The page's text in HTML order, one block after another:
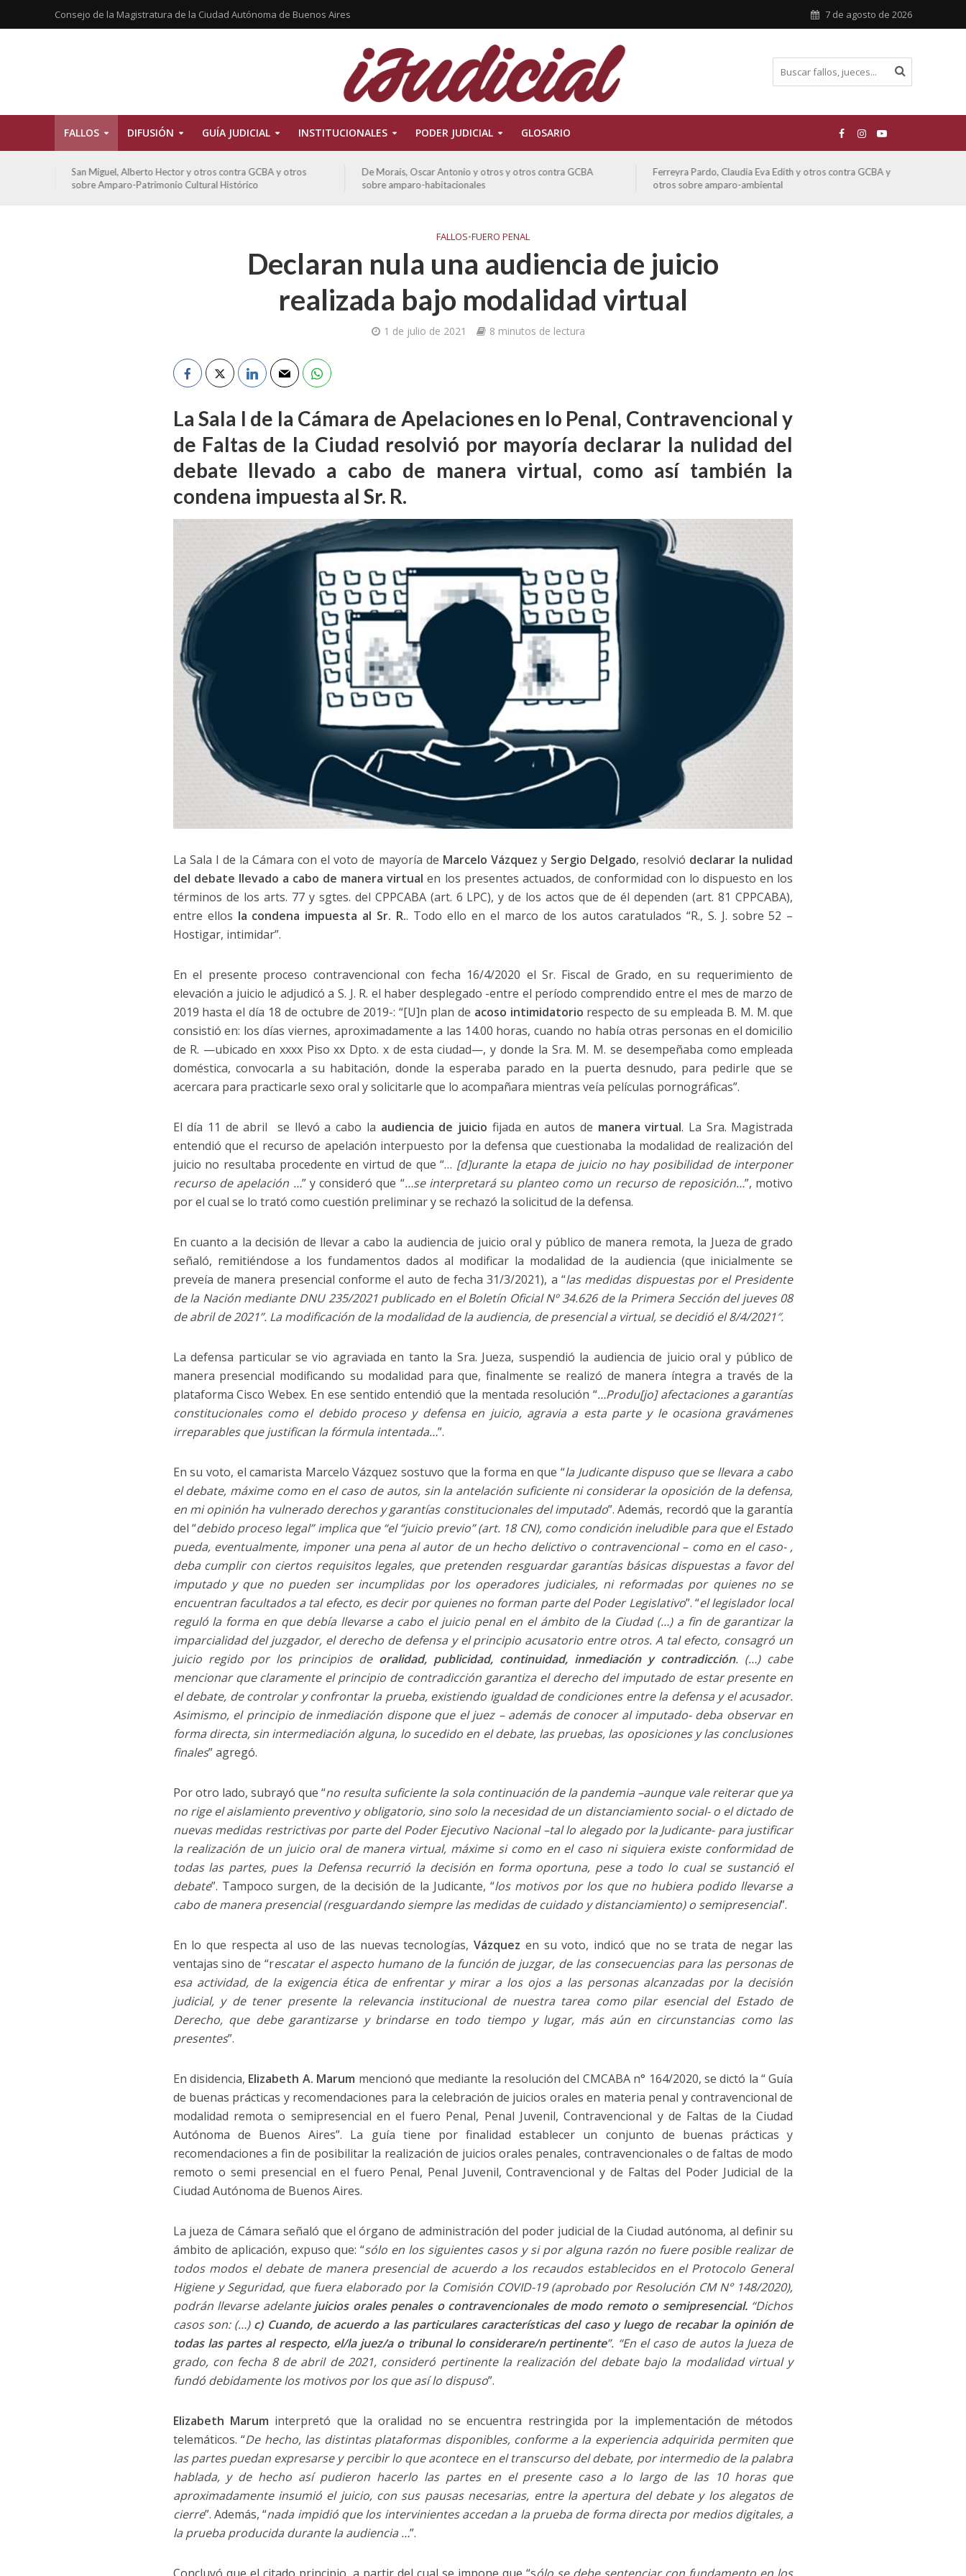
Consejo de la Magistratura de la Ciudad Autónoma de Buenos Aires 7 de agosto de 2026
FALLOS DIFUSIÓN GUÍA JUDICIAL INSTITUCIONALES PODER JUDICIAL GLOSARIO
De Morais, Oscar Antonio y otros y otros contra GCBA
sobre amparo-habitacionales
Ferreyra Pardo, Claudia Eva Edith y otros contra GCBA y
otros sobre amparo-ambiental
ATE contra GCBA sobre amparo – empleo publico otros
FALLOS•FUERO PENAL
Declaran nula una audiencia de juicio
realizada bajo modalidad virtual
1 de julio de 2021 8 minutos de lectura
La Sala I de la Cámara de Apelaciones en lo Penal, Contravencional y
de Faltas de la Ciudad resolvió por mayoría declarar la nulidad del
debate llevado a cabo de manera virtual, como así también la
condena impuesta al Sr. R.
La Sala I de la Cámara con el voto de mayoría de Marcelo Vázquez y Sergio Delgado, resolvió declarar la nulidad
del debate llevado a cabo de manera virtualen los presentes actuados, de conformidad con lo dispuesto en los
términos de los arts. 77 y sgtes. del CPPCABA (art. 6 LPC), y de los actos que de él dependen (art. 81 CPPCABA),
entre ellos la condena impuesta al Sr. R.. Todo ello en el marco de los autos caratulados “R., S. J. sobre 52 –
Hostigar, intimidar”.
En el presente proceso contravencional con fecha 16/4/2020 el Sr. Fiscal de Grado, en su requerimiento de
elevación a juicio le adjudicó a S. J. R. el haber desplegado -entre el período comprendido entre el mes de marzo de
2019 hasta el día 18 de octubre de 2019-: “[U]n plan de acoso intimidatorio respecto de su empleada B. M. M. que
consistió en: los días viernes, aproximadamente a las 14.00 horas, cuando no había otras personas en el domicilio
de R. —ubicado en xxxx Piso xx Dpto. x de esta ciudad—, y donde la Sra. M. M. se desempeñaba como empleada
doméstica, convocarla a su habitación, donde la esperaba parado en la puerta desnudo, para pedirle que se
acercara para practicarle sexo oral y solicitarle que lo acompañara mientras veía películas pornográficas”.
El día 11 de abril se llevó a cabo la audiencia de juicio fijada en autos de manera virtual. La Sra. Magistrada
entendió que el recurso de apelación interpuesto por la defensa que cuestionaba la modalidad de realización del
juicio no resultaba procedente en virtud de que “… [d]urante la etapa de juicio no hay posibilidad de interponer
recurso de apelación …” y consideró que “…se interpretará su planteo como un recurso de reposición…”, motivo
por el cual se lo trató como cuestión preliminar y se rechazó la solicitud de la defensa.
En cuanto a la decisión de llevar a cabo la audiencia de juicio oral y público de manera remota, la Jueza de grado
señaló, remitiéndose a los fundamentos dados al modificar la modalidad de la audiencia (que inicialmente se
preveía de manera presencial conforme el auto de fecha 31/3/2021), a “las medidas dispuestas por el Presidente
de la Nación mediante DNU 235/2021 publicado en el Boletín Oficial Nº 34.626 de la Primera Sección del jueves 08
de abril de 2021”. La modificación de la modalidad de la audiencia, de presencial a virtual, se decidió el 8/4/2021″.
La defensa particular se vio agraviada en tanto la Sra. Jueza, suspendió la audiencia de juicio oral y público de
manera presencial modificando su modalidad para que, finalmente se realizó de manera íntegra a través de la
plataforma Cisco Webex. En ese sentido entendió que la mentada resolución “…Produ[jo] afectaciones a garantías
constitucionales como el debido proceso y defensa en juicio, agravia a esta parte y le ocasiona gravámenes
irreparables que justifican la fórmula intentada…”.
En su voto, el camarista Marcelo Vázquez sostuvo que la forma en que “la Judicante dispuso que se llevara a cabo
el debate, máxime como en el caso de autos, sin la antelación suficiente ni considerar la oposición de la defensa,
en mi opinión ha vulnerado derechos y garantías constitucionales del imputado”. Además, recordó que la garantía
del “debido proceso legal” implica que “el “juicio previo” (art. 18 CN), como condición ineludible para que el Estado
pueda, eventualmente, imponer una pena al autor de un hecho delictivo o contravencional – como en el caso- ,
deba cumplir con ciertos requisitos legales, que pretenden resguardar garantías básicas dispuestas a favor del
imputado y que no pueden ser incumplidas por los operadores judiciales, ni reformadas por quienes no se
encuentran facultados a tal efecto, es decir por quienes no forman parte del Poder Legislativo”. “el legislador local
reguló la forma en que debía llevarse a cabo el juicio penal en el ámbito de la Ciudad (…) a fin de garantizar la
imparcialidad del juzgador, el derecho de defensa y el principio acusatorio entre otros. A tal efecto, consagró un
juicio regido por los principios de oralidad, publicidad, continuidad, inmediación y contradicción. (…) cabe
mencionar que claramente el principio de contradicción garantiza el derecho del imputado de estar presente en
el debate, de controlar y confrontar la prueba, existiendo igualdad de condiciones entre la defensa y el acusador.
Asimismo, el principio de inmediación dispone que el juez – además de conocer al imputado- deba observar en
forma directa, sin intermediación alguna, lo sucedido en el debate, las pruebas, las oposiciones y las conclusiones
finales” agregó.
Por otro lado, subrayó que “no resulta suficiente la sola continuación de la pandemia –aunque vale reiterar que ya
no rige el aislamiento preventivo y obligatorio, sino solo la necesidad de un distanciamiento social- o el dictado de
nuevas medidas restrictivas por parte del Poder Ejecutivo Nacional –tal lo alegado por la Judicante- para justificar
la realización de un juicio oral de manera virtual, máxime si como en el caso ni siquiera existe conformidad de
todas las partes, pues la Defensa recurrió la decisión en forma oportuna, pese a todo lo cual se sustanció el
debate”. Tampoco surgen, de la decisión de la Judicante, “los motivos por los que no hubiera podido llevarse a
cabo de manera presencial (resguardando siempre las medidas de cuidado y distanciamiento) o semipresencial”.
En lo que respecta al uso de las nuevas tecnologías,Vázquez en su voto, indicó que no se trata de negar las
ventajas sino de “rescatar el aspecto humano de la función de juzgar, de las consecuencias para las personas de
esa actividad, de la exigencia ética de enfrentar y mirar a los ojos a las personas alcanzadas por la decisión
judicial, y de tener presente la relevancia institucional de nuestra tarea como pilar esencial del Estado de
Derecho, que debe garantizarse y brindarse en todo tiempo y lugar, más aún en circunstancias como las
presentes”.
En disidencia, Elizabeth A. Marum mencionó que mediante la resolución del CMCABA n° 164/2020, se dictó la “ Guía
de buenas prácticas y recomendaciones para la celebración de juicios orales en materia penal y contravencional de
modalidad remota o semipresencial en el fuero Penal, Penal Juvenil, Contravencional y de Faltas de la Ciudad
Autónoma de Buenos Aires”. La guía tiene por finalidad establecer un conjunto de buenas prácticas y
recomendaciones a fin de posibilitar la realización de juicios orales penales, contravencionales o de faltas de modo
remoto o semi presencial en el fuero Penal, Penal Juvenil, Contravencional y de Faltas del Poder Judicial de la
Ciudad Autónoma de Buenos Aires.
La jueza de Cámara señaló que el órgano de administración del poder judicial de la Ciudad autónoma, al definir su
ámbito de aplicación, expuso que: “sólo en los siguientes casos y si por alguna razón no fuere posible realizar de
todos modos el debate de manera presencial de acuerdo a los recaudos establecidos en el Protocolo General
Higiene y Seguridad, que fuera elaborado por la Comisión COVID-19 (aprobado por Resolución CM N° 148/2020),
podrán llevarse adelante juicios orales penales o contravencionales de modo remoto o semipresencial. “Dichos
casos son: (…) c) Cuando, de acuerdo a las particulares características del caso y luego de recabar la opinión de
todas las partes al respecto, el/la juez/a o tribunal lo considerare/n pertinente”. “En el caso de autos la Jueza de
grado, con fecha 8 de abril de 2021, consideró pertinente la realización del debate bajo la modalidad virtual y
fundó debidamente los motivos por los que así lo dispuso”.
Elizabeth Marum interpretó que la oralidad no se encuentra restringida por la implementación de métodos
telemáticos. “De hecho, las distintas plataformas disponibles, conforme a la experiencia adquirida permiten que
las partes puedan expresarse y percibir lo que acontece en el transcurso del debate, por intermedio de la palabra
hablada, y de hecho así pudieron hacerlo las partes en el presente caso a lo largo de las 10 horas que
aproximadamente insumió el juicio, con sus pausas necesarias, entre la apertura del debate y los alegatos de
cierre”. Además, “nada impidió que los intervinientes accedan a la prueba de forma directa por medios digitales, a
la prueba producida durante la audiencia …”.